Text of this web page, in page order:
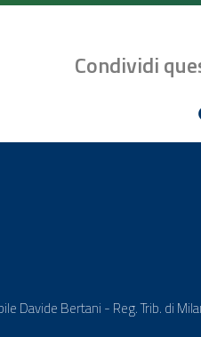
Condividi
Davide Bertani - Reg. Trib. di